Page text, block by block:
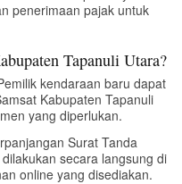
penerimaan pajak untuk
Tapanuli Utara?
kendaraan baru dapat
Kabupaten Tapanuli
yang diperlukan.
Surat Tanda
secara langsung di
online yang disediakan.